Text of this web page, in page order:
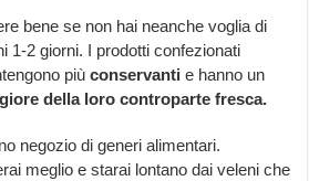
bene se non hai neanche voglia di
1-2 giorni. I prodotti confezionati
piùconservantie hanno un
della loro controparte fresca.
negozio di generi alimentari.
meglio e starai lontano dai veleni che